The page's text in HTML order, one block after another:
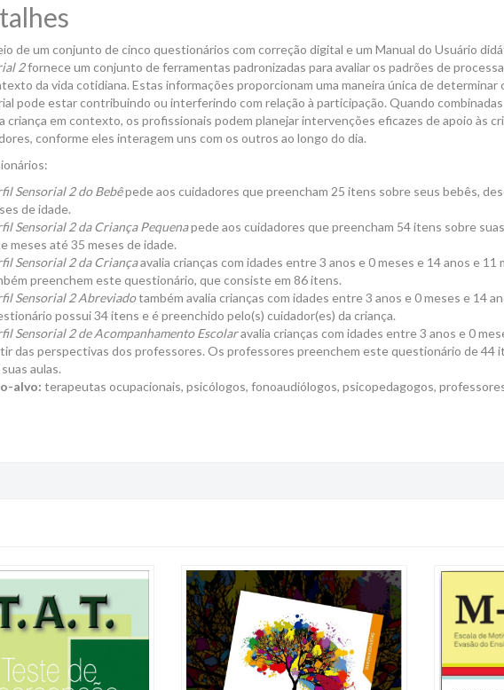
de um conjunto de cinco questionários com correção digital e um Manual do Usuário
2fornece um conjunto de ferramentas padronizadas para avaliar os padrões de
da vida cotidiana. Estas informações proporcionam uma maneira única de determinar
pode estar contribuindo ou interferindo com relação à participação. Quando
criança em contexto, os profissionais podem planejar intervenções eficazes de apoio às
conforme eles interagem uns com os outros ao longo do dia.
Sensorial 2 do Bebêpede aos cuidadores que preencham 25 itens sobre seus bebês,
de idade.
Sensorial 2 da Criança Pequenapede aos cuidadores que preencham 54 itens sobre
meses até 35 meses de idade.
Sensorial 2 da Criançaavalia crianças com idades entre 3 anos e 0 meses e 14 anos e 11
preenchem este questionário, que consiste em 86 itens.
Sensorial 2 Abreviadotambém avalia crianças com idades entre 3 anos e 0 meses e 14
possui 34 itens e é preenchido pelo(s) cuidador(es) da criança.
Sensorial 2 de Acompanhamento Escolaravalia crianças com idades entre 3 anos e 0
das perspectivas dos professores. Os professores preenchem este questionário de 44
aulas.
alvo: terapeutas ocupacionais, psicólogos, fonoaudiólogos, psicopedagogos,